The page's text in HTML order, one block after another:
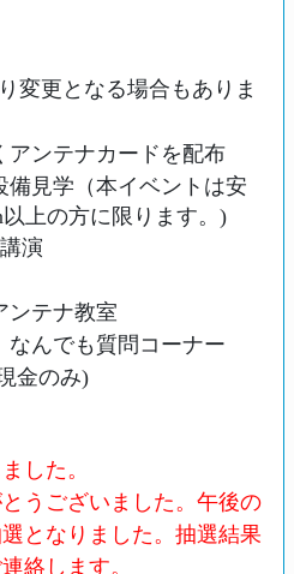
変更となる場合もありま
アンテナカードを配布
備見学（本イベントは安
上の方に限ります。)
演
ンテナ教室
なんでも質問コーナー
金のみ)
した。
うございました。午後の
となりました。抽選結果
絡します。